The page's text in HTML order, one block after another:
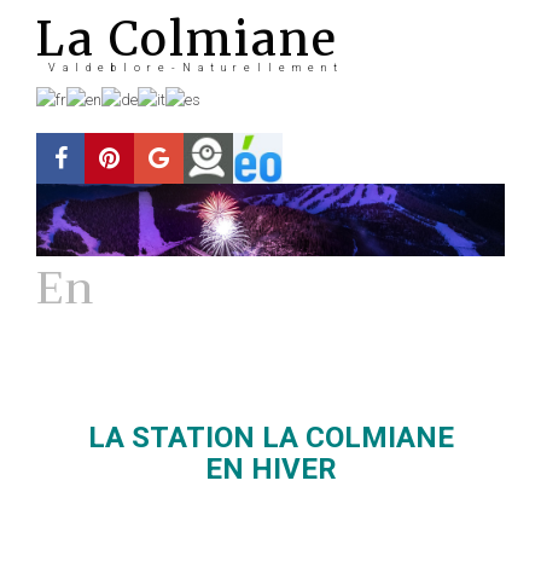
La Colmiane
Valdeblore-Naturellement
En
LA STATION LA COLMIANE
EN HIVER